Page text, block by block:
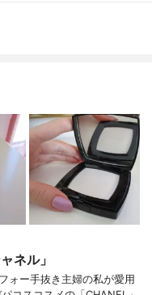
ネル」
ォー手抜き主婦の私が愛用